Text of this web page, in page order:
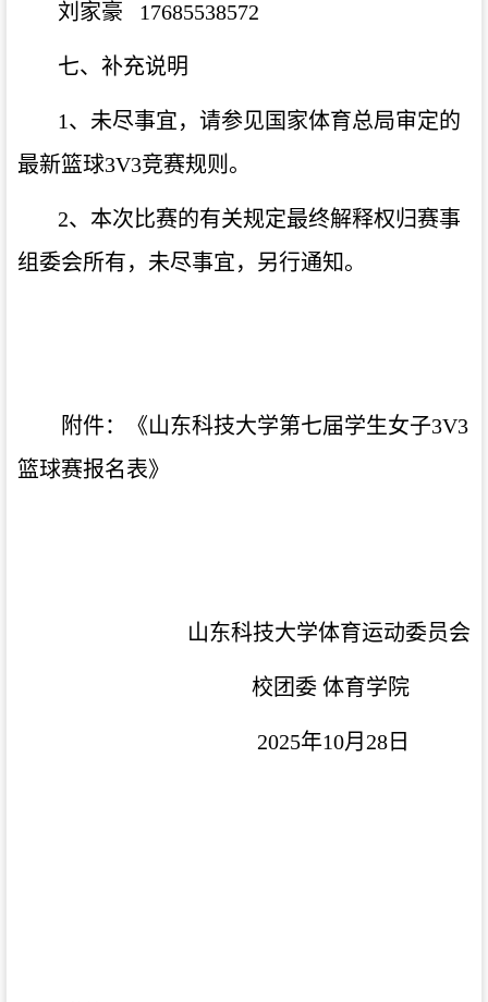
刘家豪 17685538572
七、补充说明
1、未尽事宜，请参见国家体育总局审定的
最新篮球3V3竞赛规则。
2、本次比赛的有关规定最终解释权归赛事
组委会所有，未尽事宜，另行通知。
附件：《山东科技大学第七届学生女子3V3
篮球赛报名表》
山东科技大学体育运动委员会
校团委 体育学院
2025年10月28日